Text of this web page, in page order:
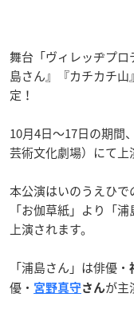
舞台「ヴィレッヂプ
島さん』『カチカチ
定！
10月4日〜17日の期間
芸術文化劇場）にて上
本公演はいのうえひ
「お伽草紙」より「
上演されます。
「浦島さん」は俳優・
優・ 宮野真守さんが主